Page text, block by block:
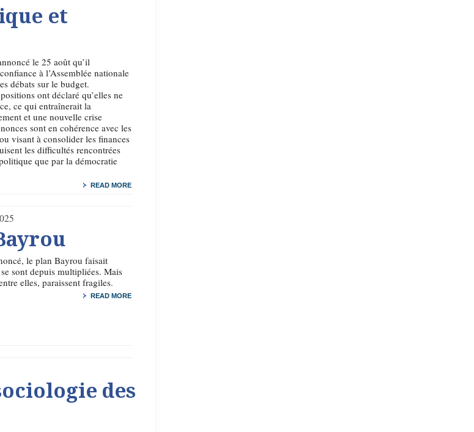
et
le 25 août qu’il
à l’Assemblée nationale
débats sur le budget.
ont déclaré qu’elles ne
ce qui entraînerait la
et une nouvelle crise
sont en cohérence avec les
visant à consolider les finances
les difficultés rencontrées
que par la démocratie
READ MORE
le plan Bayrou faisait
sont depuis multipliées. Mais
elles, paraissent fragiles.
READ MORE
des